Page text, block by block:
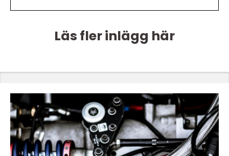
Läs fler inlägg här